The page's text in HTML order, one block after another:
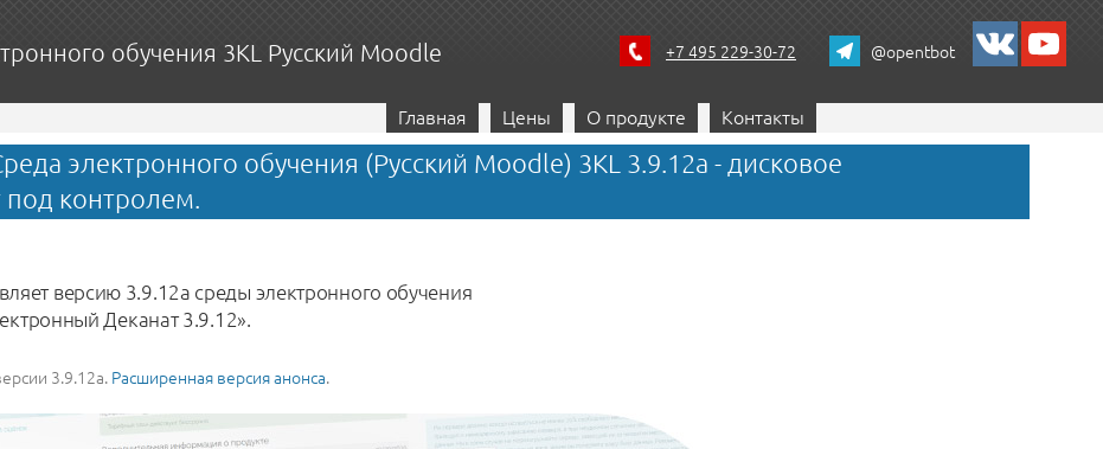
обучения 3KL Русский Moodle @opentbot
+7 495 229-30-72
Главная Цены О продукте Контакты
электронного обучения (Русский Moodle) 3KL 3.9.12a - дисковое
под контролем.
версию 3.9.12a среды электронного обучения
Деканат 3.9.12».
3.9.12a. Расширенная версия анонса.